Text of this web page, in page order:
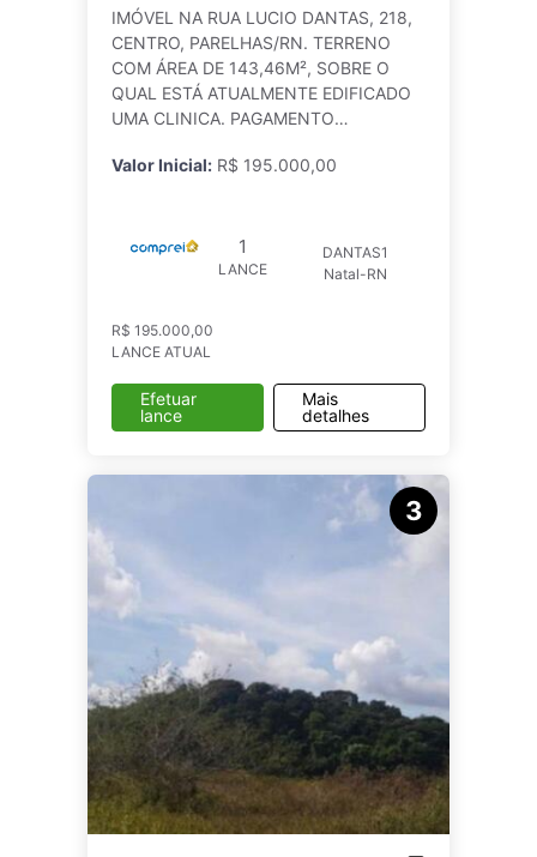
IMÓVEL NA RUA LUCIO DANTAS, 218,
CENTRO, PARELHAS/RN. TERRENO
COM ÁREA DE 143,46M², SOBRE O
QUAL ESTÁ ATUALMENTE EDIFICADO
UMA CLINICA. PAGAMENTO
RESTANTE EM 59 PARCELAS. Registre
Valor Inicial: R$ 195.000,00
1
LANCE
DANTAS1
Natal-RN
R$ 195.000,00
LANCE ATUAL
Efetuar
lance
Mais
detalhes
3